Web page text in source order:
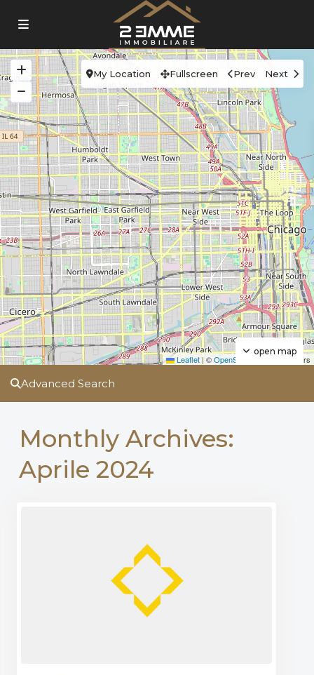
Leaflet | ©OpenStreetMap contributors
open map
My Location Fullscreen Prev Next
Advanced Search
Monthly Archives:
Aprile 2024